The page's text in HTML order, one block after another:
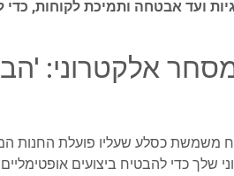
ועד אבטחה ותמיכת לקוחות, כדי
אלקטרוני:
כסלע שעליו פועלת החנות
כדי להבטיח ביצועים אופטימליים